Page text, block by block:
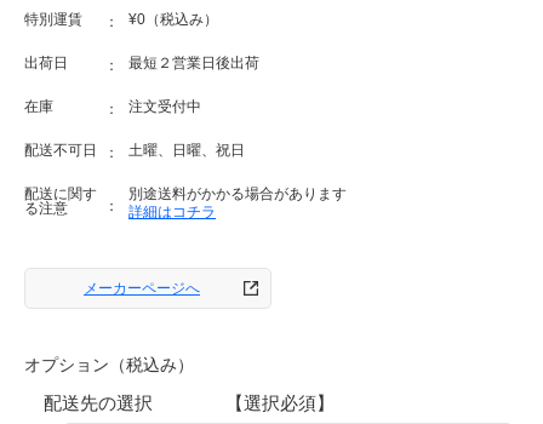
特別運賃 ¥0（税込み）
出荷日 最短２営業日後出荷
在庫 注文受付中
配送不可日 土曜、日曜、祝日
配送に関す
る注意
別途送料がかかる場合があります
詳細はコチラ
メーカーページへ
オプション（税込み）
配送先の選択 【選択必須】